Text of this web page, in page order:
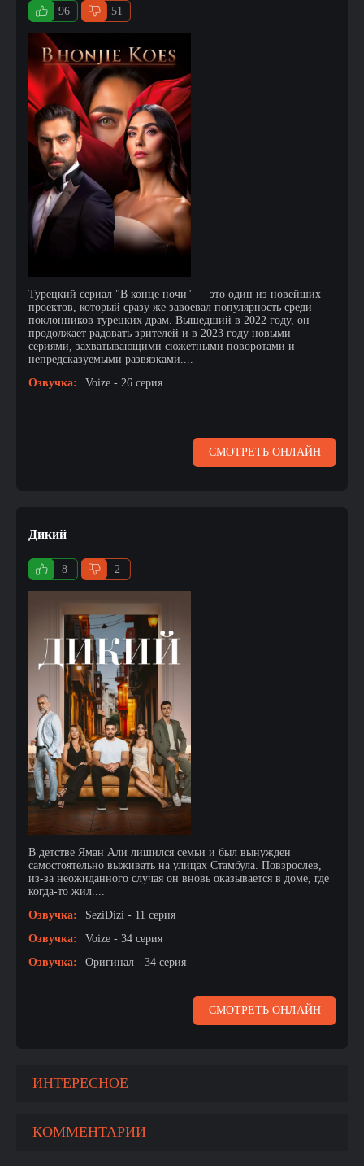
96 51
Турецкий сериал "В конце ночи" — это один из новейших
проектов, который сразу же завоевал популярность среди
поклонников турецких драм. Вышедший в 2022 году, он
продолжает радовать зрителей и в 2023 году новыми
сериями, захватывающими сюжетными поворотами и
непредсказуемыми развязками....
Озвучка:
Voize - 26 серия
СМОТРЕТЬ ОНЛАЙН
Дикий
8 2
В детстве Яман Али лишился семьи и был вынужден
самостоятельно выживать на улицах Стамбула. Повзрослев,
из-за неожиданного случая он вновь оказывается в доме, где
когда-то жил....
Озвучка:
SeziDizi - 11 серия
Озвучка:
Voize - 34 серия
Озвучка:
Оригинал - 34 серия
СМОТРЕТЬ ОНЛАЙН
ИНТЕРЕСНОЕ
КОММЕНТАРИИ